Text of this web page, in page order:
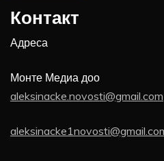
Контакт
Адреса
Монте Медиа доо
aleksinacke.novosti@gmail.com